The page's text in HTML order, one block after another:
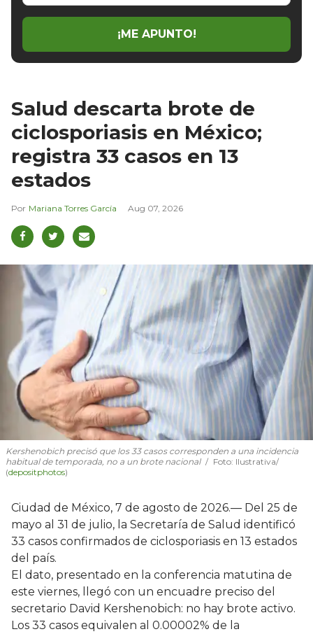
email
¡ME APUNTO!
Salud descarta brote de
ciclosporiasis en México;
registra 33 casos en 13
estados
Mariana Torres García Aug 07, 2026
Kershenobich precisó que los 33 casos corresponden a una incidencia
habitual de temporada, no a un brote nacional
Foto: Ilustrativa/
(depositphotos)
Ciudad de México, 7 de agosto de 2026.— Del 25 de
mayo al 31 de julio, la Secretaría de Salud identificó
33 casos confirmados de ciclosporiasis en 13 estados
del país.
El dato, presentado en la conferencia matutina de
este viernes, llegó con un encuadre preciso del
secretario David Kershenobich: no hay brote activo.
Los 33 casos equivalen al 0.00002% de la